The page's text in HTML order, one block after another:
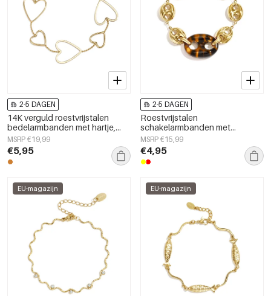
2-5 DAGEN
14K verguld roestvrijstalen
bedelarmbanden met hartje,
dagelijkse eenvoudige serie,
damessieraden
MSRP €19,99
€5,95
2-5 DAGEN
Roestvrijstalen
schakelarmbanden met
geometrische vormen,
eenvoudige, alledaagse serie,
damessieraden
MSRP €15,99
€4,95
EU-magazijn EU-magazijn